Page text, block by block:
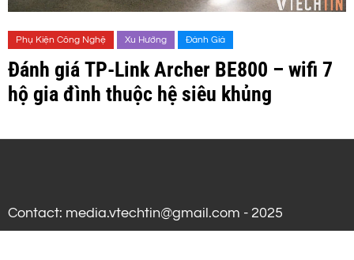
Phụ Kiện Công Nghệ Xu Hướng Đánh Giá
Đánh giá TP-Link Archer BE800 – wifi 7
hộ gia đình thuộc hệ siêu khủng
Contact: media.vtechtin@gmail.com - 2025